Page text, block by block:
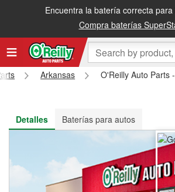
Encuentra la batería correcta
Compra baterías
Recibe tu orden gratis al día siguiente o
Arkansas
O'Reilly Auto Parts
Detalles
Baterías para autos